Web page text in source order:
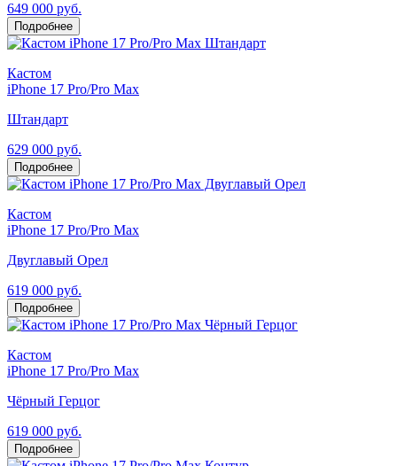
649 000 руб.
Подробнее
Кастом
iPhone 17 Pro/Pro Max
Штандарт
629 000 руб.
Подробнее
Кастом
iPhone 17 Pro/Pro Max
Двуглавый Орел
619 000 руб.
Подробнее
Кастом
iPhone 17 Pro/Pro Max
Чёрный Герцог
619 000 руб.
Подробнее